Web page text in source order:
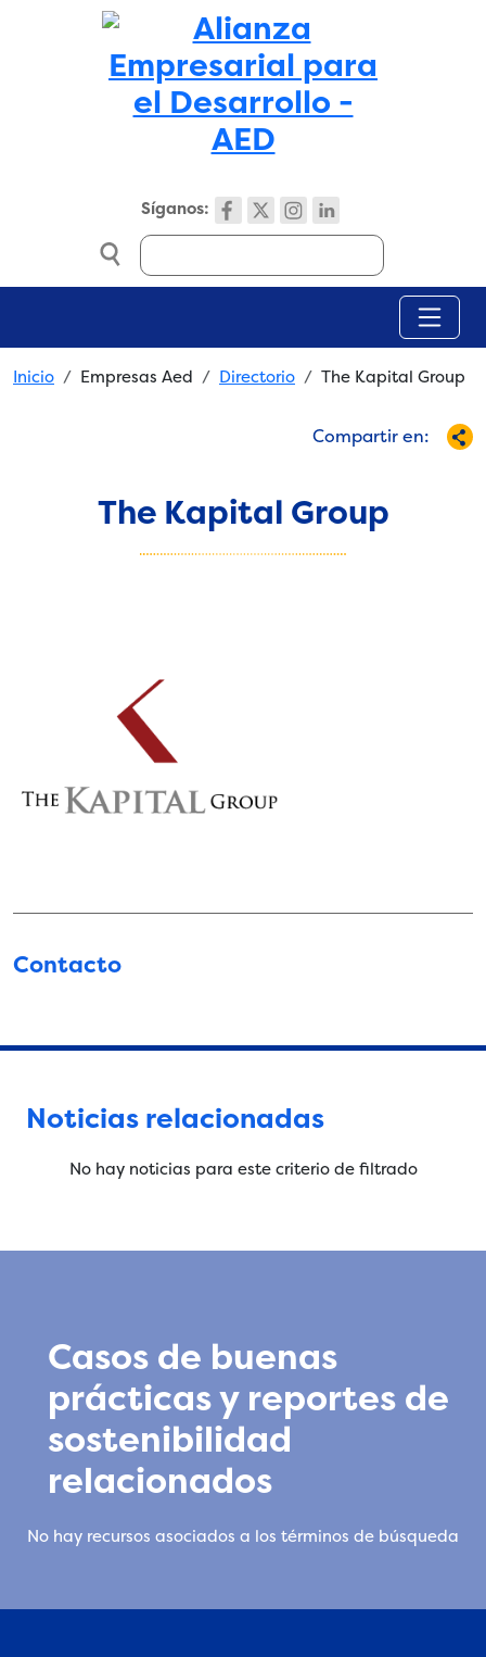
Skip to main content
Síganos:
Search
Breadcrumb
Inicio Empresas Aed Directorio The Kapital Group
Compartir en:
The Kapital Group
Contacto
Noticias relacionadas
No hay noticias para este criterio de filtrado
Casos de buenas
prácticas y reportes de
sostenibilidad
relacionados
No hay recursos asociados a los términos de búsqueda